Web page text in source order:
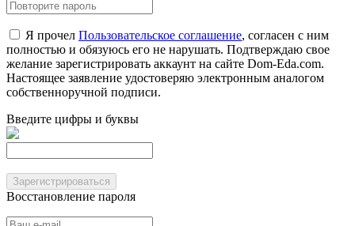
Я прочел Пользовательское соглашение, согласен с ним
полностью и обязуюсь его не нарушать. Подтверждаю свое
желание зарегистрировать аккаунт на сайте Dom-Eda.com.
Настоящее заявление удостоверяю электронным аналогом
собственноручной подписи.
Введите цифры и буквы
Зарегистрироваться
Восстановление пароля